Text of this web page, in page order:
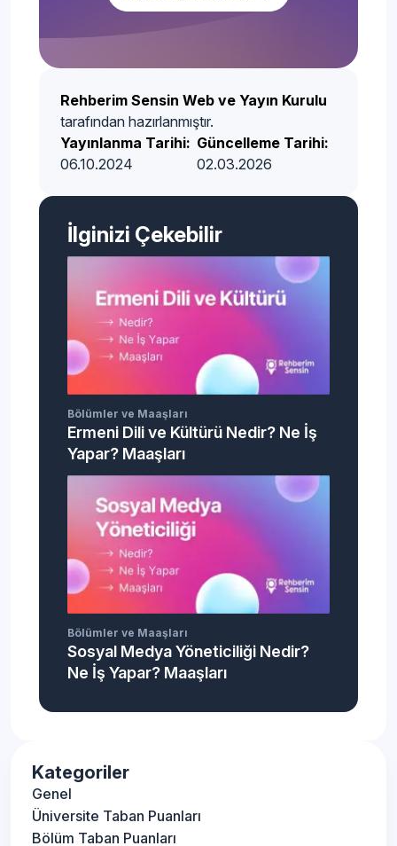
Rehberim Sensin Web ve Yayın Kurulu
tarafından hazırlanmıştır.
Yayınlanma Tarihi:
06.10.2024
Güncelleme Tarihi:
02.03.2026
İlginizi Çekebilir
Bölümler ve Maaşları
Ermeni Dili ve Kültürü Nedir? Ne İş
Yapar? Maaşları
Bölümler ve Maaşları
Sosyal Medya Yöneticiliği Nedir?
Ne İş Yapar? Maaşları
Kategoriler
Genel
Üniversite Taban Puanları
Bölüm Taban Puanları